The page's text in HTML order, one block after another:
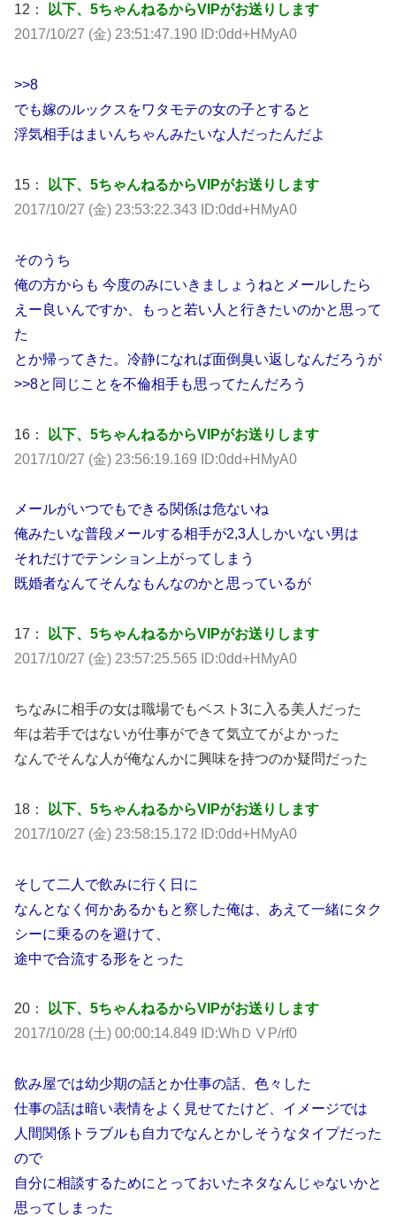
12：
以下、5ちゃんねるからVIPがお送りします
2017/10/27 (金) 23:51:47.190 ID:0dd+HMyA0
>>8
でも嫁のルックスをワタモテの女の子とすると
浮気相手はまいんちゃんみたいな人だったんだよ
15：
以下、5ちゃんねるからVIPがお送りします
2017/10/27 (金) 23:53:22.343 ID:0dd+HMyA0
そのうち
俺の方からも 今度のみにいきましょうねとメールしたら
えー良いんですか、もっと若い人と行きたいのかと思って
た
とか帰ってきた。冷静になれば面倒臭い返しなんだろうが
>>8と同じことを不倫相手も思ってたんだろう
16：
以下、5ちゃんねるからVIPがお送りします
2017/10/27 (金) 23:56:19.169 ID:0dd+HMyA0
メールがいつでもできる関係は危ないね
俺みたいな普段メールする相手が2,3人しかいない男は
それだけでテンション上がってしまう
既婚者なんてそんなもんなのかと思っているが
17：
以下、5ちゃんねるからVIPがお送りします
2017/10/27 (金) 23:57:25.565 ID:0dd+HMyA0
ちなみに相手の女は職場でもベスト3に入る美人だった
年は若手ではないが仕事ができて気立てがよかった
なんでそんな人が俺なんかに興味を持つのか疑問だった
18：
以下、5ちゃんねるからVIPがお送りします
2017/10/27 (金) 23:58:15.172 ID:0dd+HMyA0
そして二人で飲みに行く日に
なんとなく何かあるかもと察した俺は、あえて一緒にタク
シーに乗るのを避けて、
途中で合流する形をとった
20：
以下、5ちゃんねるからVIPがお送りします
2017/10/28 (土) 00:00:14.849 ID:WhＤⅤP/rf0
飲み屋では幼少期の話とか仕事の話、色々した
仕事の話は暗い表情をよく見せてたけど、イメージでは
人間関係トラブルも自力でなんとかしそうなタイプだった
ので
自分に相談するためにとっておいたネタなんじゃないかと
思ってしまった